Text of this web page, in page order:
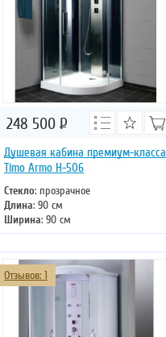
Душевая кабина премиум-класса
Timo Armo H-506
Стекло: прозрачное
Длина: 90 см
Ширина: 90 см
Высота: 215 см
Форма: четверть круга
Двери: раздвижные
248 500 Р
Отзывов: 1